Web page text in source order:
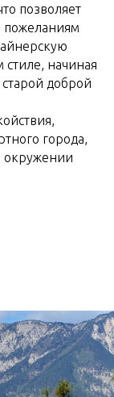
позволяет
пожеланиям
начиная
доброй
города,
окружении